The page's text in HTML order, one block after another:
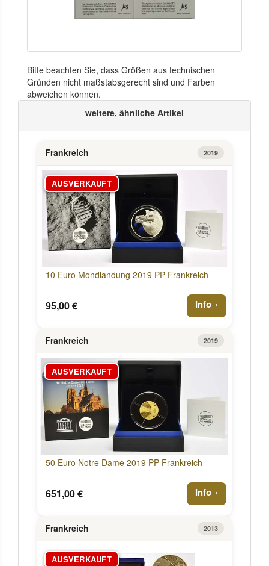
Bitte beachten Sie, dass Größen aus technischen
Gründen nicht maßstabsgerecht sind und Farben
abweichen können.
weitere, ähnliche Artikel
Frankreich 2019
AUSVERKAUFT
10 Euro Mondlandung 2019 PP Frankreich
95,00 € Info
Frankreich 2019
AUSVERKAUFT
50 Euro Notre Dame 2019 PP Frankreich
651,00 € Info
Frankreich 2013
AUSVERKAUFT